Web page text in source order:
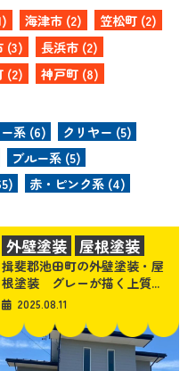
海津市 (2)
笠松町 (2)
(3)
長浜市 (2)
(2)
神戸町 (8)
系 (6)
クリヤー (5)
ブルー系 (5)
赤・ピンク系 (4)
揖斐郡池田町の外壁塗装・屋
根塗装 グレーが描く上質...
2025.08.11
外壁塗装 屋根塗装